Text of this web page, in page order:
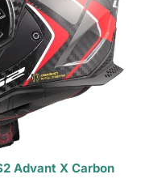
Advant X Carbon